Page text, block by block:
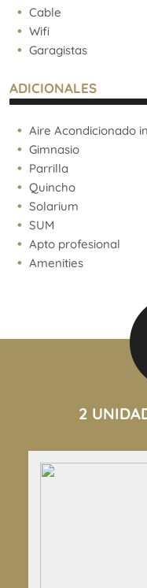
Cable
Wifi
Garagistas
ADICIONALES
Aire Acondicionado
Gimnasio
Parrilla
Quincho
Solarium
SUM
Apto profesional
Amenities
2